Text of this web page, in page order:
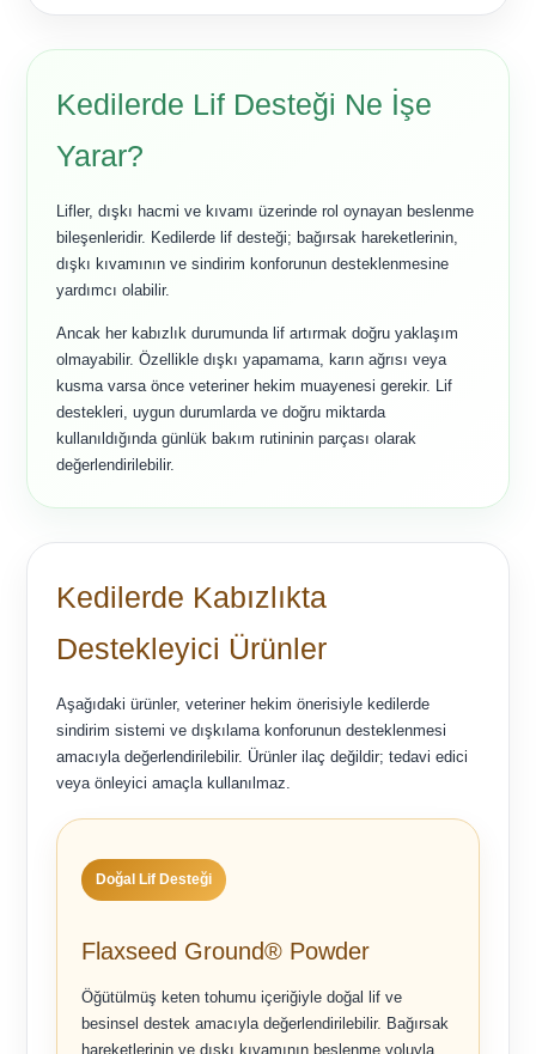
Kedilerde Lif Desteği Ne İşe
Yarar?
Lifler, dışkı hacmi ve kıvamı üzerinde rol oynayan beslenme
bileşenleridir. Kedilerde lif desteği; bağırsak hareketlerinin,
dışkı kıvamının ve sindirim konforunun desteklenmesine
yardımcı olabilir.
Ancak her kabızlık durumunda lif artırmak doğru yaklaşım
olmayabilir. Özellikle dışkı yapamama, karın ağrısı veya
kusma varsa önce veteriner hekim muayenesi gerekir. Lif
destekleri, uygun durumlarda ve doğru miktarda
kullanıldığında günlük bakım rutininin parçası olarak
değerlendirilebilir.
Kedilerde Kabızlıkta
Destekleyici Ürünler
Aşağıdaki ürünler, veteriner hekim önerisiyle kedilerde
sindirim sistemi ve dışkılama konforunun desteklenmesi
amacıyla değerlendirilebilir. Ürünler ilaç değildir; tedavi edici
veya önleyici amaçla kullanılmaz.
Doğal Lif Desteği
Flaxseed Ground® Powder
Öğütülmüş keten tohumu içeriğiyle doğal lif ve
besinsel destek amacıyla değerlendirilebilir. Bağırsak
hareketlerinin ve dışkı kıvamının beslenme yoluyla